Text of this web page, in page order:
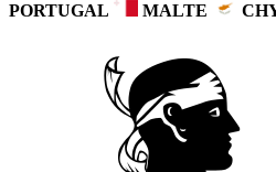
PORTUGAL
MALTE